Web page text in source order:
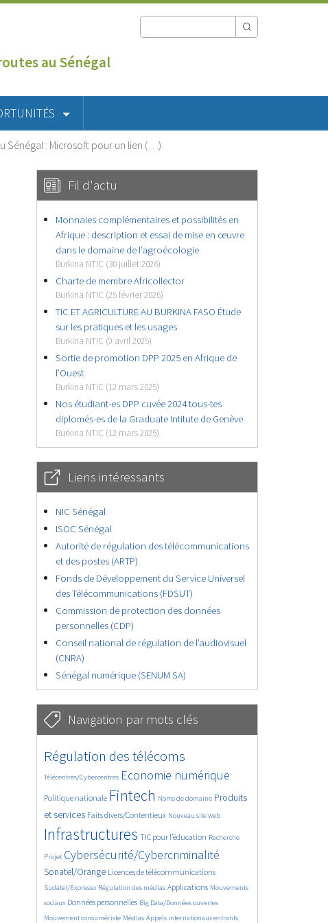
au Sénégal
Sénégal : Microsoft pour un lien (…)
Fil d'actu
Monnaies complémentaires et possibilités en
Afrique : description et essai de mise en œuvre
dans le domaine de l’agroécologie
Burkina NTIC (30 juillet 2026)
Charte de membre Africollector
Burkina NTIC (25 février 2026)
TIC ET AGRICULTURE AU BURKINA FASO Étude
sur les pratiques et les usages
Burkina NTIC (9 avril 2025)
Sortie de promotion DPP 2025 en Afrique de
l’Ouest
Burkina NTIC (12 mars 2025)
Nos étudiant-es DPP cuvée 2024 tous-tes
diplomés-es de la Graduate Intitute de Genève
Burkina NTIC (12 mars 2025)
Liens intéressants
NIC Sénégal
ISOC Sénégal
Autorité de régulation des télécommunications
et des postes (ARTP)
Fonds de Développement du Service Universel
des Télécommunications (FDSUT)
Commission de protection des données
personnelles (CDP)
Conseil national de régulation de l’audiovisuel
(CNRA)
Sénégal numérique (SENUM SA)
Navigation par mots clés
4622/5580
Régulation des télécoms
356/5580
Télécentres/Cybercentres
3677/5580 Economie numérique
1837/5580
Politique nationale
5174/5580 Fintech
670/5580
Noms de domaine
2365/5580
Produits
et services
1591/5580 Faits divers/Contentieux
827/5580 Nouveau site web
5580/5580
Infrastructures
1821/5580
TIC pour l’éducation
195/5580
Recherche
247/5580
Projet
3558/5580Cybersécurité/Cybercriminalité
2326/5580
Sonatel/Orange
1619/5580 Licences de télécommunications
283/5580
Sudatel/Expresso
1023/5580 Régulation des médias
1508/5580 Applications
1166/5580
Mouvements
sociaux
1664/5580Données personnelles
140/5580 Big Data/Données ouvertes
619/5580
Mouvement consumériste
377/5580 Médias
655/5580 Appels internationaux entrants
1735/5580